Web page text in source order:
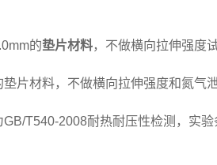
的垫片材料，不做横向拉伸强度
垫片材料，不做横向拉伸强度和氮气
GB/T540-2008耐热耐压性检测，实